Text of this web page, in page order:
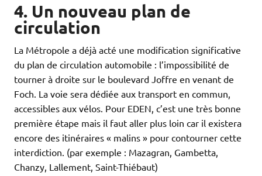
4. Un nouveau plan de
circulation
La Métropole a déjà acté une modification significative
du plan de circulation automobile : l’impossibilité de
tourner à droite sur le boulevard Joffre en venant de
Foch. La voie sera dédiée aux transport en commun,
accessibles aux vélos. Pour EDEN, c’est une très bonne
première étape mais il faut aller plus loin car il existera
encore des itinéraires « malins » pour contourner cette
interdiction. (par exemple : Mazagran, Gambetta,
Chanzy, Lallement, Saint-Thiébaut)